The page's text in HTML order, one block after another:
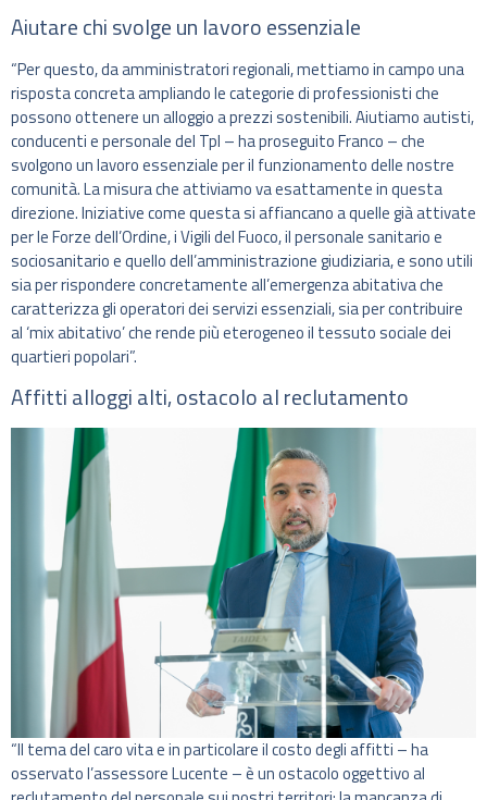
Aiutare chi svolge un lavoro essenziale
“Per questo, da amministratori regionali, mettiamo in campo una
risposta concreta ampliando le categorie di professionisti che
possono ottenere un alloggio a prezzi sostenibili. Aiutiamo autisti,
conducenti e personale del Tpl – ha proseguito Franco – che
svolgono un lavoro essenziale per il funzionamento delle nostre
comunità. La misura che attiviamo va esattamente in questa
direzione. Iniziative come questa si affiancano a quelle già attivate
per le Forze dell’Ordine, i Vigili del Fuoco, il personale sanitario e
sociosanitario e quello dell’amministrazione giudiziaria, e sono utili
sia per rispondere concretamente all’emergenza abitativa che
caratterizza gli operatori dei servizi essenziali, sia per contribuire
al ‘mix abitativo’ che rende più eterogeneo il tessuto sociale dei
quartieri popolari”.
Affitti alloggi alti, ostacolo al reclutamento
“Il tema del caro vita e in particolare il costo degli affitti – ha
osservato l’assessore Lucente – è un ostacolo oggettivo al